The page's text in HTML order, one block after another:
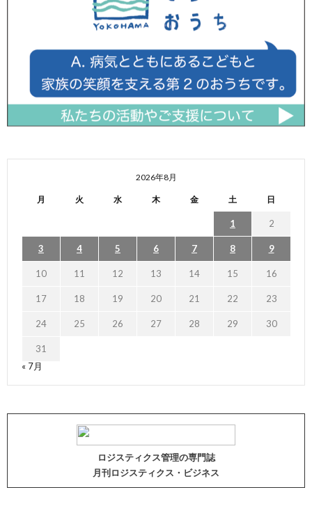
2026年8月
月 火 水 木 金 土 日
1 2
3 4 5 6 7 8 9
10 11 12 13 14 15 16
17 18 19 20 21 22 23
24 25 26 27 28 29 30
31
« 7月
ロジスティクス管理の専門誌
月刊ロジスティクス・ビジネス